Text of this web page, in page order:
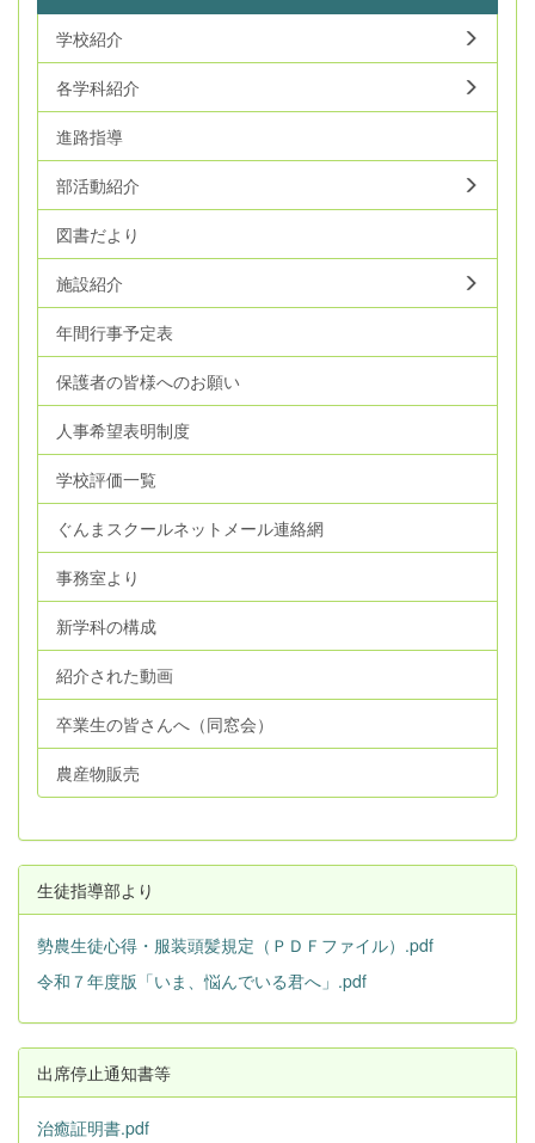
学校紹介
各学科紹介
進路指導
部活動紹介
図書だより
施設紹介
年間行事予定表
保護者の皆様へのお願い
人事希望表明制度
学校評価一覧
ぐんまスクールネットメール連絡網
事務室より
新学科の構成
紹介された動画
卒業生の皆さんへ（同窓会）
農産物販売
生徒指導部より
勢農生徒心得・服装頭髪規定（ＰＤＦファイル）.pdf
令和７年度版「いま、悩んでいる君へ」.pdf
出席停止通知書等
治癒証明書.pdf